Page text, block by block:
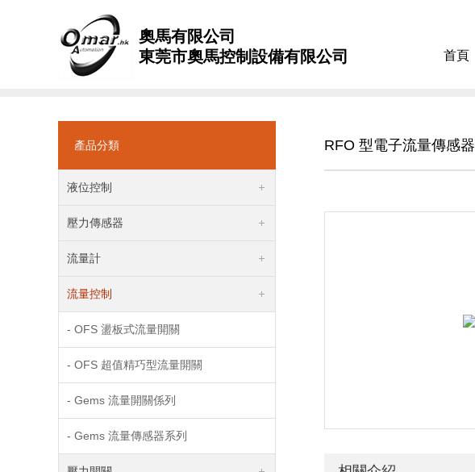
奧馬有限公司
東莞市奧馬控制設備有限公司
首頁
產品分類
液位控制
壓力傳感器
流量計
流量控制
- OFS 盪板式流量開關
- OFS 超值精巧型流量開關
- Gems 流量開關係列
- Gems 流量傳感器系列
RFO 型電子流量傳感器